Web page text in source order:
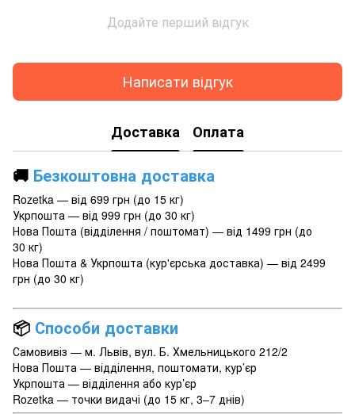
Додайте перший відгук
Написати відгук
Доставка Оплата
🚚 Безкоштовна доставка
Rozetka — від 699 грн (до 15 кг)
Укрпошта — від 999 грн (до 30 кг)
Нова Пошта (відділення / поштомат) — від 1499 грн (до
30 кг)
Нова Пошта & Укрпошта (кур'єрська доставка) — від 2499
грн (до 30 кг)
📦 Способи доставки
Самовивіз — м. Львів, вул. Б. Хмельницького 212/2
Нова Пошта — відділення, поштомати, кур’єр
Укрпошта — відділення або кур’єр
Rozetka — точки видачі (до 15 кг, 3–7 днів)